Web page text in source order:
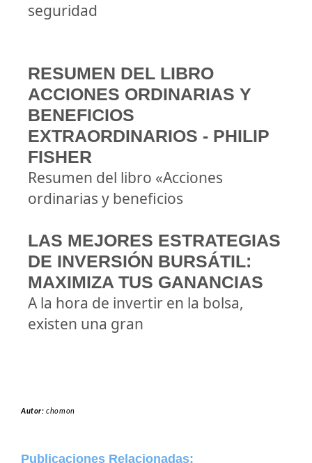
seguridad
RESUMEN DEL LIBRO
ACCIONES ORDINARIAS Y
BENEFICIOS
EXTRAORDINARIOS - PHILIP
FISHER
Resumen del libro «Acciones
ordinarias y beneficios
LAS MEJORES ESTRATEGIAS
DE INVERSIÓN BURSÁTIL:
MAXIMIZA TUS GANANCIAS
A la hora de invertir en la bolsa,
existen una gran
Autor:chomon
Publicaciones Relacionadas: